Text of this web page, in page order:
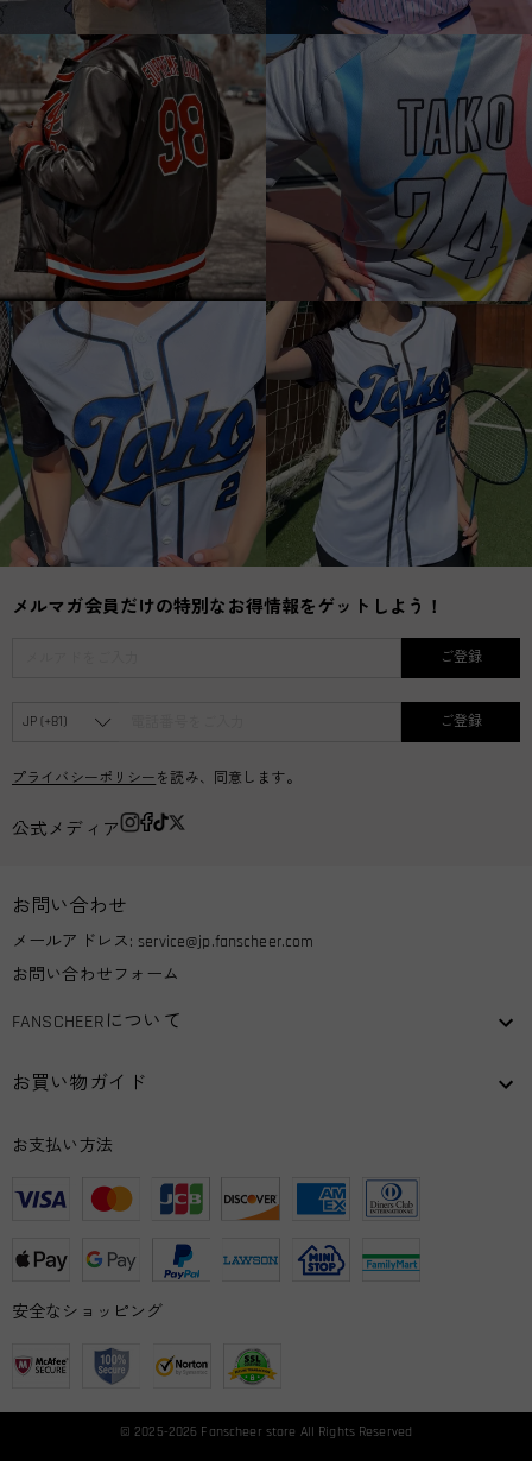
メルマガ会員だけの特別なお得情報をゲットしよう！
ご登録
ご登録
プライバシーポリシー を読み、同意します。
公式メディア
お問い合わせ
メールアドレス: service@jp.fanscheer.com
お問い合わせフォーム
FANSCHEERについて
お買い物ガイド
お支払い方法
安全なショッピング
© 2025-2026 Fanscheer store All Rights Reserved